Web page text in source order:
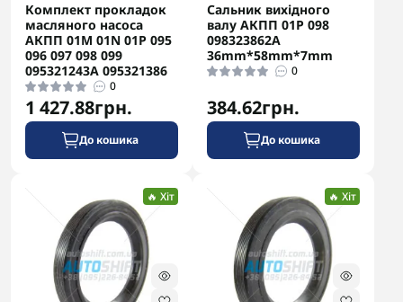
Комплект прокладок
масляного насоса
АКПП 01M 01N 01P 095
096 097 098 099
095321243A 095321386
0
1 427.88грн.
До кошика
Сальник вихідного
валу АКПП 01P 098
098323862A
36mm*58mm*7mm
0
384.62грн.
До кошика
🔥 Хіт 🔥 Хіт